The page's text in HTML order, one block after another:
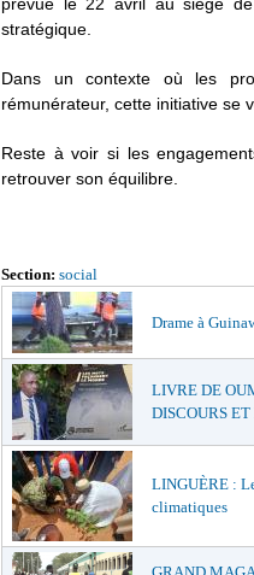
stratégique.
Dans un contexte où les
rémunérateur, cette initiative se
Reste à voir si les
retrouver son équilibre.
Section: social
Drame à
LIVRE DE
DISCOURS
LINGUÈRE :
climatiques